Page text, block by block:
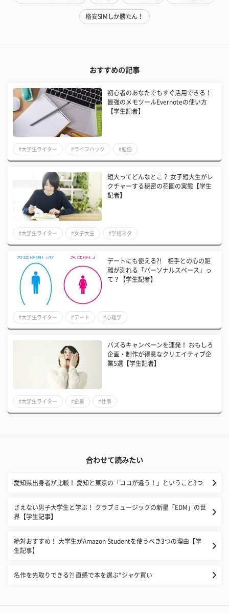
格安SIMしか勝たん！
おすすめの記事
初心者のあなたでもすぐ活用できる！
最強のメモツールEvernoteの使い方
【学生記者】
#大学生ライター #ライフハック #勉強
短大ってどんなとこ？ 女子短大生がレ
クチャーする秘密の花園の実態【学生
記者】
#大学生ライター #女子大生 #学校ネタ
デートにも使える?! 相手との心の距
離が測れる「パーソナルスペース」っ
て？【学生記者】
#大学生ライター #デート #心理学
バズるキャンペーンを連発！ おもしろ
企画・制作が得意なクリエイティブ企
業5選【学生記者】
#大学生ライター #企業 #仕事
合わせて読みたい
愛知県出身者が比較！ 愛知と東京の「ココが違う！」ということ3つ
さえない男子大学生と学ぶ！ クラブミュージックの新星「EDM」の世
界【学生記事】
絶対おすすめ！ 大学生がAmazon Studentを使うべき3つの理由【学
生記事】
名作を先取りできる?! 直感で本を選ぶ“ジャケ買い